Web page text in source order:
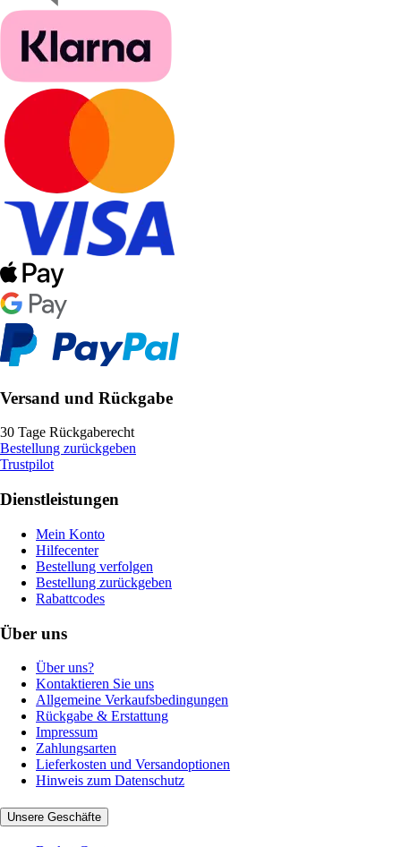
Versand und Rückgabe
30 Tage Rückgaberecht
Bestellung zurückgeben
Trustpilot
Dienstleistungen
Mein Konto
Hilfecenter
Bestellung verfolgen
Bestellung zurückgeben
Rabattcodes
Über uns
Über uns?
Kontaktieren Sie uns
Allgemeine Verkaufsbedingungen
Rückgabe & Erstattung
Impressum
Zahlungsarten
Lieferkosten und Versandoptionen
Hinweis zum Datenschutz
Unsere Geschäfte